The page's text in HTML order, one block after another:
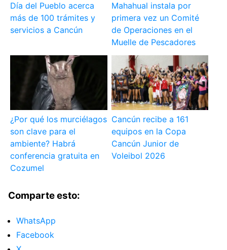
Día del Pueblo acerca
más de 100 trámites y
servicios a Cancún
Mahahual instala por
primera vez un Comité
de Operaciones en el
Muelle de Pescadores
¿Por qué los murciélagos
son clave para el
ambiente? Habrá
conferencia gratuita en
Cozumel
Cancún recibe a 161
equipos en la Copa
Cancún Junior de
Voleibol 2026
Comparte esto:
WhatsApp
Facebook